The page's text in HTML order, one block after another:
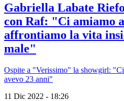
Gabriella Labate
con Raf: "Ci amiamo
affrontiamo la vita
male"
Ospite a "Verissimo" la showgirl:
avevo 23 anni"
11 Dic 2022 - 18:26